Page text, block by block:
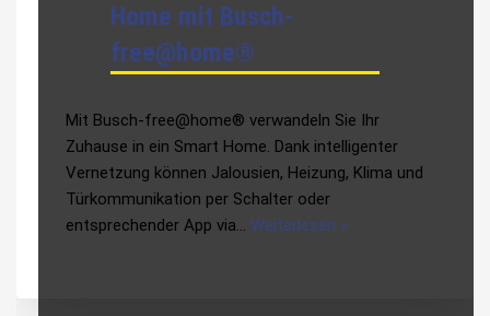
Home mit Busch-
free@home®
Mit Busch-free@home® verwandeln Sie Ihr
Zuhause in ein Smart Home. Dank intelligenter
Vernetzung können Jalousien, Heizung, Klima und
Türkommunikation per Schalter oder
entsprechender App via… Weiterlesen »